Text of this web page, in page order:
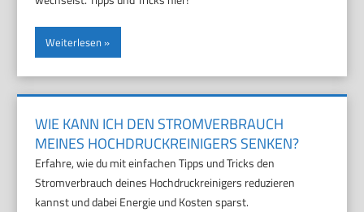
Weiterlesen
WIE KANN ICH DEN STROMVERBRAUCH
MEINES HOCHDRUCKREINIGERS SENKEN?
Erfahre, wie du mit einfachen Tipps und Tricks den
Stromverbrauch deines Hochdruckreinigers reduzieren
kannst und dabei Energie und Kosten sparst.